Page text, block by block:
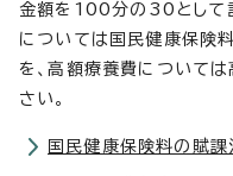
金額を100分の30として
については国民健康保険
を、高額療養費について
さい。
国民健康保険料の賦